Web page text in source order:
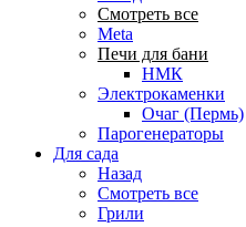
Смотреть все
Meta
Печи для бани
НМК
Электрокаменки
Очаг (Пермь)
Парогенераторы
Для сада
Назад
Смотреть все
Грили